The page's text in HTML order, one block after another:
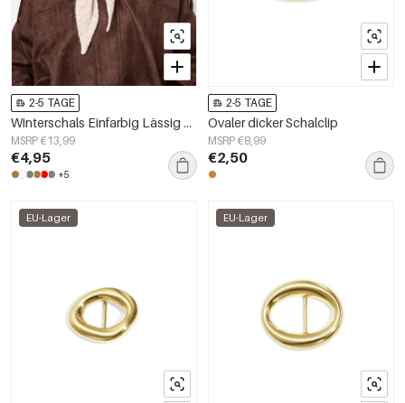
2-5 TAGE
Winterschals Einfarbig Lässig Polyester Täglich Accessoires
MSRP €13,99
€4,95
+5
2-5 TAGE
Ovaler dicker Schalclip
MSRP €8,99
€2,50
EU-Lager EU-Lager